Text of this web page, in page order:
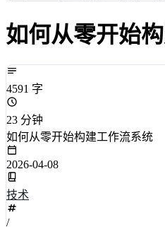
如何从零开始
4591 字
23 分钟
如何从零开始构建工作流系统
2026-04-08
技术
/